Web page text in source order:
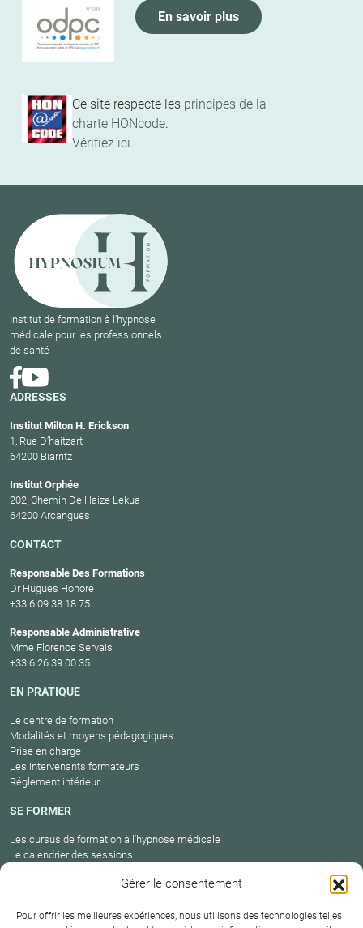
Gérer le consentement
Pour offrir les meilleures expériences, nous utilisons des technologies telles
Ce site respecte les principes de la
charte HONcode.
Vérifiez ici.
En savoir plus
Institut de formation à l'hypnose
médicale pour les professionnels
de santé
ADRESSES
Institut Milton H. Erickson
1, Rue D’haitzart
64200 Biarritz
Institut Orphée
202, Chemin De Haize Lekua
64200 Arcangues
CONTACT
Responsable Des Formations
Dr Hugues Honoré
+33 6 09 38 18 75
Responsable Administrative
Mme Florence Servais
+33 6 26 39 00 35
EN PRATIQUE
Le centre de formation
Modalités et moyens pédagogiques
Prise en charge
Les intervenants formateurs
Réglement intérieur
SE FORMER
Les cursus de formation à l’hypnose médicale
Le calendrier des sessions